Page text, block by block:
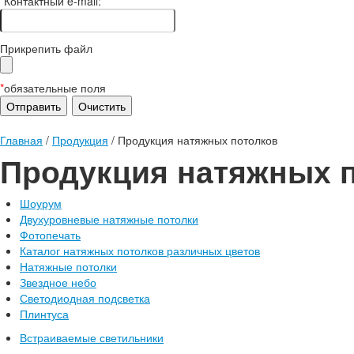
Прикрепить файл
*обязательные поля
Главная / Продукция / Продукция натяжных потолков
Продукция натяжных
Шоурум
Двухуровневые натяжные потолки
Фотопечать
Каталог натяжных потолков различных цветов
Натяжные потолки
Звездное небо
Светодиодная подсветка
Плинтуса
Встраиваемые светильники